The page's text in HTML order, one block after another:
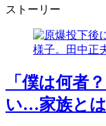
ストーリー
「僕は何者
い…家族と